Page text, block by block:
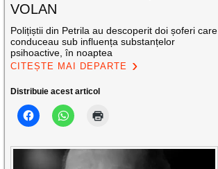
VOLAN
Polițiștii din Petrila au descoperit doi șoferi care
conduceau sub influența substanțelor
psihoactive, în noaptea
CITEȘTE MAI DEPARTE
Distribuie acest articol